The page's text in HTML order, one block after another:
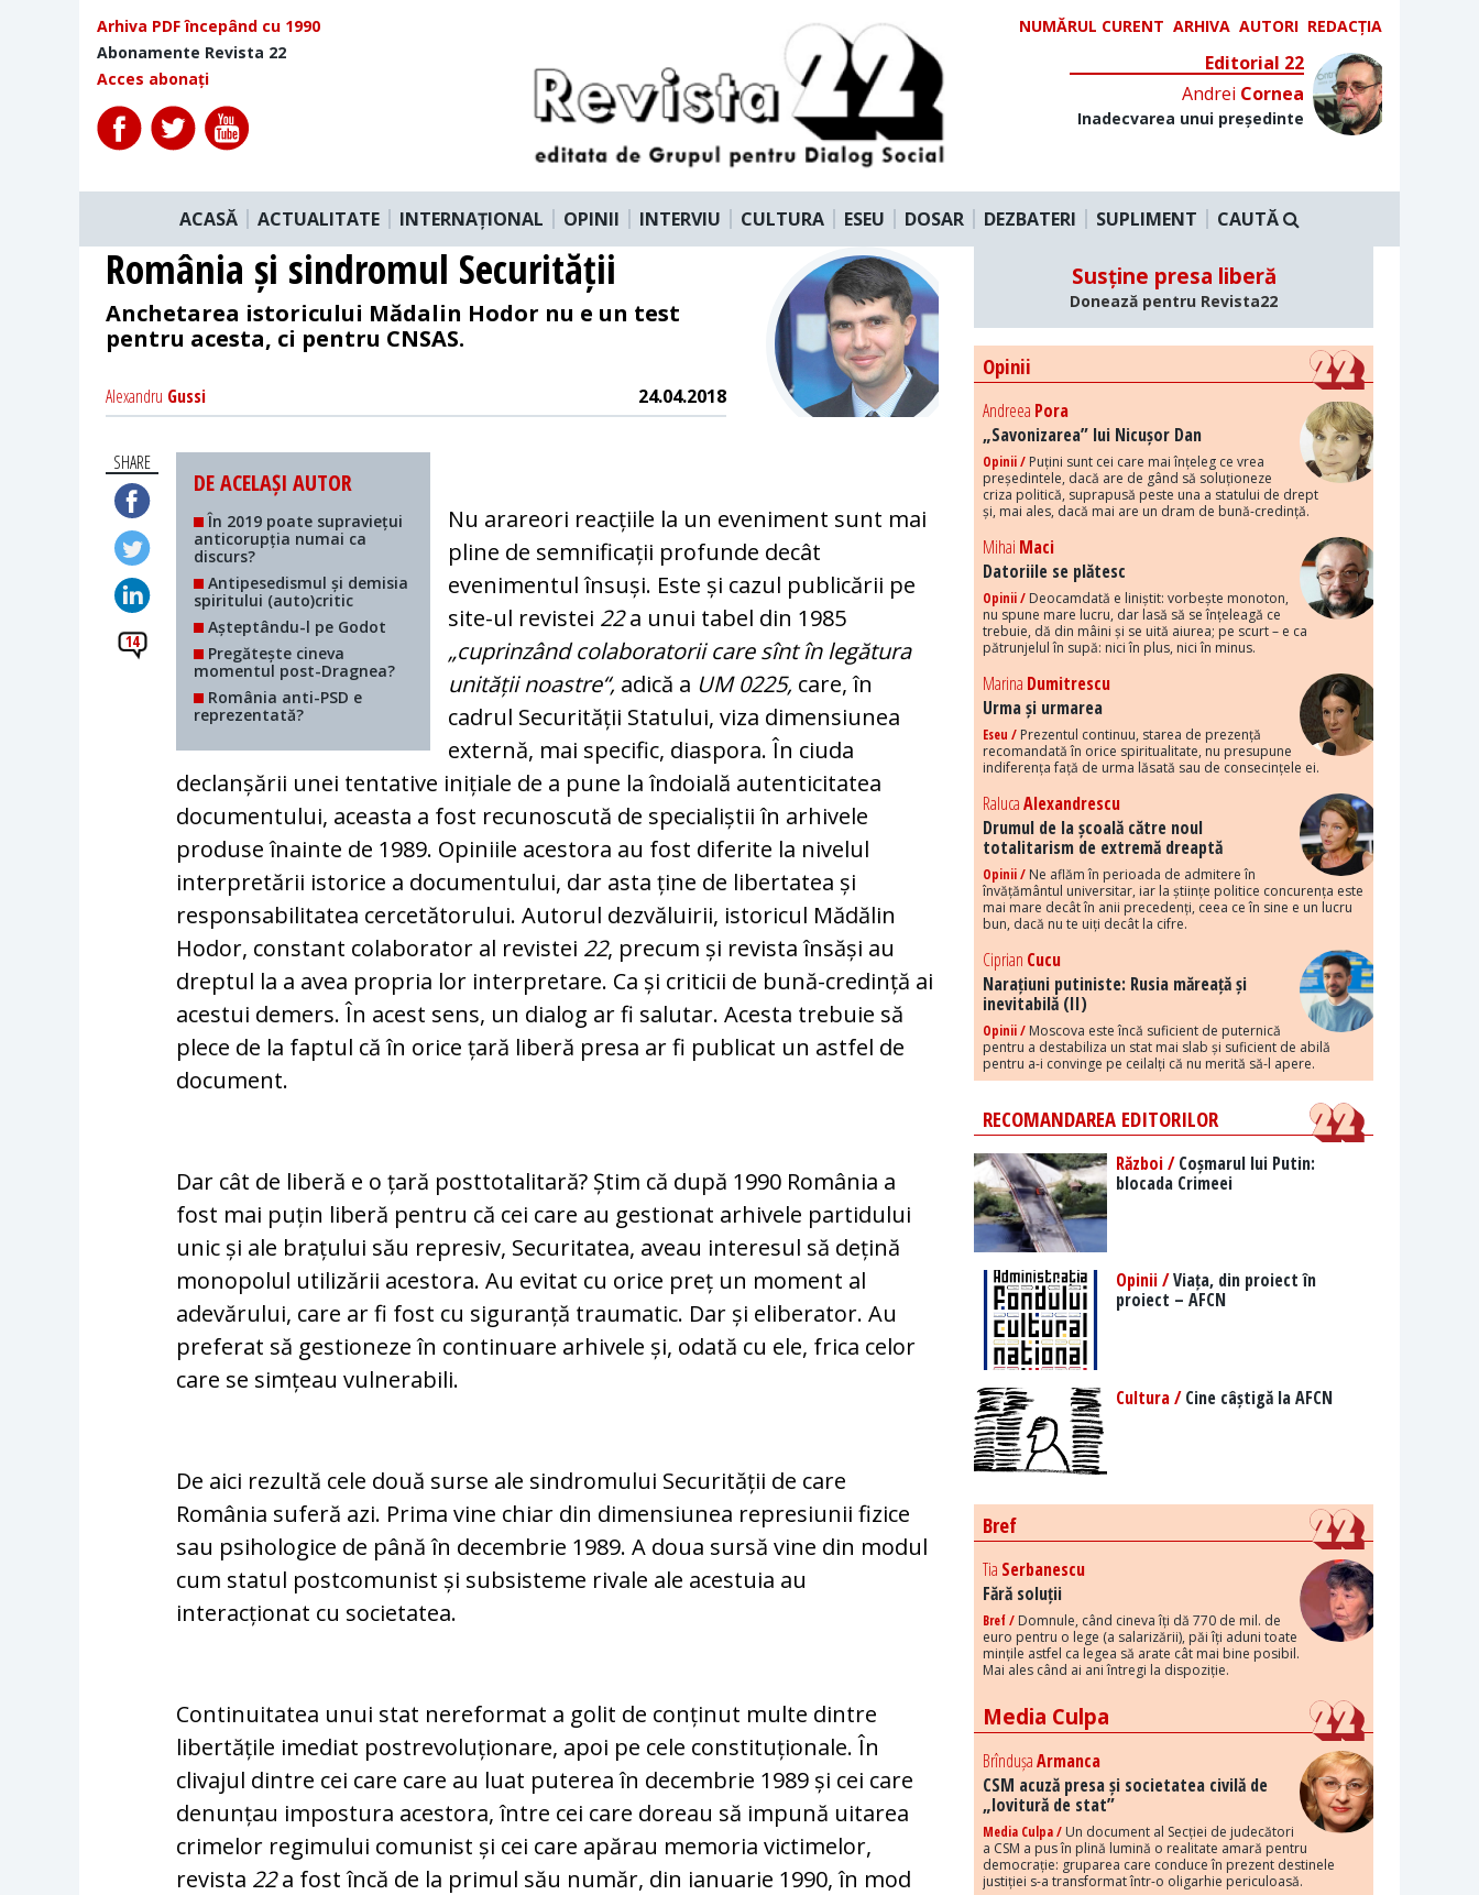
Arhiva PDF începând cu 1990
Abonamente Revista 22
Acces abonați
NUMĂRUL CURENT ARHIVA AUTORI REDACȚIA
Editorial 22
Andrei Cornea
Inadecvarea unui președinte
ACASĂ ACTUALITATE INTERNAȚIONAL OPINII INTERVIU CULTURA ESEU DOSAR DEZBATERI SUPLIMENT CAUTĂ
România și sindromul Securității
Anchetarea istoricului Mădalin Hodor nu e un test
pentru acesta, ci pentru CNSAS.
Alexandru Gussi 24.04.2018
SHARE
14
DE ACELAȘI AUTOR
În 2019 poate supraviețui
anticorupția numai ca
discurs?
Antipesedismul și demisia
spiritului (auto)critic
Așteptându-l pe Godot
Pregătește cineva
momentul post-Dragnea?
România anti-PSD e
reprezentată?
Nu arareori reacțiile la un eveniment sunt mai
pline de semnificații profunde decât
evenimentul însuși. Este și cazul publicării pe
site-ul revistei 22a unui tabel din 1985
„cuprinzând colaboratorii care sînt în legătura
unității noastre“, adică a UM 0225, care, în
cadrul Securității Statului, viza dimensiunea
externă, mai specific, diaspora. În ciuda
declanșării unei tentative inițiale de a pune la îndoială autenticitatea
documentului, aceasta a fost recunoscută de specialiștii în arhivele
produse înainte de 1989. Opiniile acestora au fost diferite la nivelul
interpretării istorice a documentului, dar asta ține de libertatea și
responsabilitatea cercetătorului. Autorul dezvăluirii, istoricul Mădălin
Hodor, constant colaborator al revistei 22, precum și revista însăși au
dreptul la a avea propria lor interpretare. Ca și criticii de bună-credință ai
acestui demers. În acest sens, un dialog ar fi salutar. Acesta trebuie să
plece de la faptul că în orice țară liberă presa ar fi publicat un astfel de
document.
Dar cât de liberă e o țară posttotalitară? Știm că după 1990 România a
fost mai puțin liberă pentru că cei care au gestionat arhivele partidului
unic și ale brațului său represiv, Securitatea, aveau interesul să dețină
monopolul utilizării acestora. Au evitat cu orice preț un moment al
adevărului, care ar fi fost cu siguranță traumatic. Dar și eliberator. Au
preferat să gestioneze în continuare arhivele și, odată cu ele, frica celor
care se simțeau vulnerabili.
De aici rezultă cele două surse ale sindromului Securității de care
România suferă azi. Prima vine chiar din dimensiunea represiunii fizice
sau psihologice de până în decembrie 1989. A doua sursă vine din modul
cum statul postcomunist și subsisteme rivale ale acestuia au
interacționat cu societatea.
Continuitatea unui stat nereformat a golit de conținut multe dintre
libertățile imediat postrevoluționare, apoi pe cele constituționale. În
clivajul dintre cei care care au luat puterea în decembrie 1989 și cei care
denunțau impostura acestora, între cei care doreau să impună uitarea
crimelor regimului comunist și cei care apărau memoria victimelor,
revista 22a fost încă de la primul său număr, din ianuarie 1990, în mod
Susține presa liberă
Donează pentru Revista22
Opinii
Andreea Pora
„Savonizarea” lui Nicușor Dan
Opinii / Puțini sunt cei care mai înțeleg ce vrea
președintele, dacă are de gând să soluționeze
criza politică, suprapusă peste una a statului de drept
și, mai ales, dacă mai are un dram de bună-credință.
Mihai Maci
Datoriile se plătesc
Opinii / Deocamdată e liniștit: vorbește monoton,
nu spune mare lucru, dar lasă să se înțeleagă ce
trebuie, dă din mâini și se uită aiurea; pe scurt – e ca
pătrunjelul în supă: nici în plus, nici în minus.
Marina Dumitrescu
Urma și urmarea
Eseu / Prezentul continuu, starea de prezență
recomandată în orice spiritualitate, nu presupune
indiferența față de urma lăsată sau de consecințele ei.
RalucaAlexandrescu
Drumul de la școală către noul
totalitarism de extremă dreaptă
Opinii / Ne aflăm în perioada de admitere în
învățământul universitar, iar la științe politice concurența este
mai mare decât în anii precedenți, ceea ce în sine e un lucru
bun, dacă nu te uiți decât la cifre.
Ciprian Cucu
Narațiuni putiniste: Rusia măreață și
inevitabilă (II)
Opinii / Moscova este încă suficient de puternică
pentru a destabiliza un stat mai slab și suficient de abilă
pentru a-i convinge pe ceilalți că nu merită să-l apere.
RECOMANDAREA EDITORILOR
Război /Coșmarul lui Putin:
blocada Crimeei
Opinii /Viața, din proiect în
proiect – AFCN
Cultura /Cine câștigă la AFCN
Bref
Tia Serbanescu
Fără soluții
Bref / Domnule, când cineva îți dă 770 de mil. de
euro pentru o lege (a salarizării), păi îți aduni toate
mințile astfel ca legea să arate cât mai bine posibil.
Mai ales când ai ani întregi la dispoziție.
Media Culpa
BrîndușaArmanca
CSM acuză presa și societatea civilă de
„lovitură de stat”
Media Culpa / Un document al Secției de judecători
a CSM a pus în plină lumină o realitate amară pentru
democrație: gruparea care conduce în prezent destinele
justiției s-a transformat într-o oligarhie periculoasă.